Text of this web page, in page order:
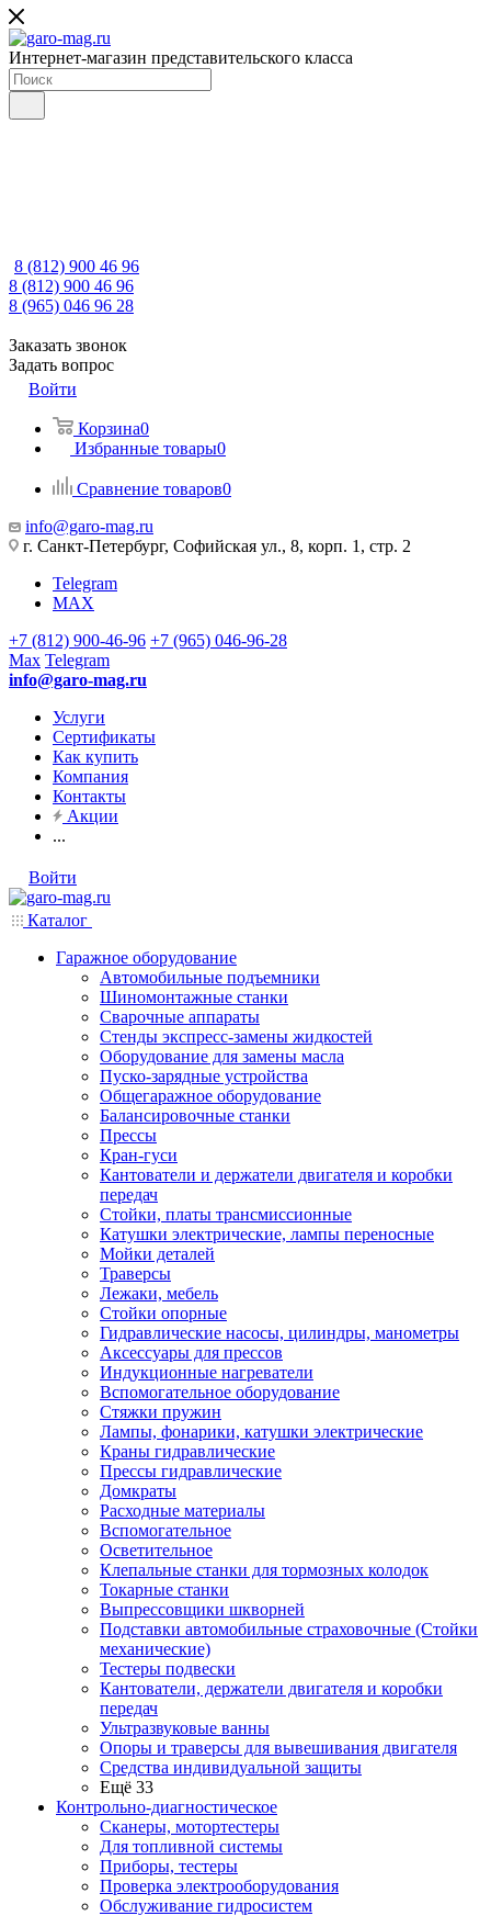
Интернет-магазин представительского класса
8 (812) 900 46 96
8 (812) 900 46 96
8 (965) 046 96 28
Заказать звонок
Задать вопрос
Войти
Корзина0
Избранные товары0
Сравнение товаров0
info@garo-mag.ru
г. Санкт-Петербург, Софийская ул., 8, корп. 1, стр. 2
Telegram
MAX
+7 (812) 900-46-96 +7 (965) 046-96-28
Max Telegram
info@garo-mag.ru
Услуги
Сертификаты
Как купить
Компания
Контакты
Акции
...
Войти
Каталог
Гаражное оборудование
Автомобильные подъемники
Шиномонтажные станки
Сварочные аппараты
Стенды экспресс-замены жидкостей
Оборудование для замены масла
Пуско-зарядные устройства
Общегаражное оборудование
Балансировочные станки
Прессы
Кран-гуси
Кантователи и держатели двигателя и коробки
передач
Стойки, платы трансмиссионные
Катушки электрические, лампы переносные
Мойки деталей
Траверсы
Лежаки, мебель
Стойки опорные
Гидравлические насосы, цилиндры, манометры
Аксессуары для прессов
Индукционные нагреватели
Вспомогательное оборудование
Стяжки пружин
Лампы, фонарики, катушки электрические
Краны гидравлические
Прессы гидравлические
Домкраты
Расходные материалы
Вспомогательное
Осветительное
Клепальные станки для тормозных колодок
Токарные станки
Выпрессовщики шкворней
Подставки автомобильные страховочные (Стойки
механические)
Тестеры подвески
Кантователи, держатели двигателя и коробки
передач
Ультразвуковые ванны
Опоры и траверсы для вывешивания двигателя
Средства индивидуальной защиты
Ещё 33
Контрольно-диагностическое
Сканеры, мотортестеры
Для топливной системы
Приборы, тестеры
Проверка электрооборудования
Обслуживание гидросистем